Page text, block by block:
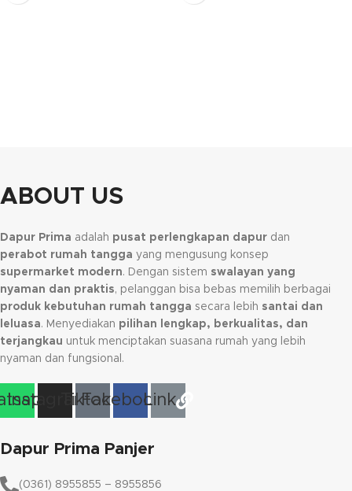
ABOUT US
Dapur Prima adalah pusat perlengkapan dapur dan
perabot rumah tangga yang mengusung konsep
supermarket modern. Dengan sistem swalayan yang
nyaman dan praktis, pelanggan bisa bebas memilih berbagai
produk kebutuhan rumah tangga secara lebih santai dan
leluasa. Menyediakan pilihan lengkap, berkualitas, dan
terjangkau untuk menciptakan suasana rumah yang lebih
nyaman dan fungsional.
InstagramTiktok
Facebook
Link
Dapur Prima Panjer
(0361) 8955855 – 8955856​